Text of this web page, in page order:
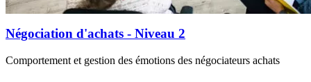
Négociation d'achats - Niveau 2
Comportement et gestion des émotions des négociateurs achats